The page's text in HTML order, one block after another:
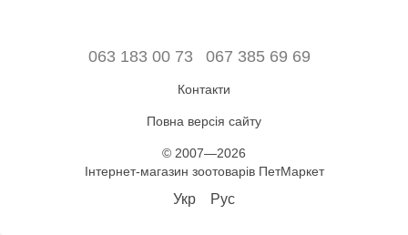
063 183 00 73 067 385 69 69
Контакти
Повна версія сайту
© 2007—2026
Інтернет-магазин зоотоварів ПетМаркет
Укр Рус